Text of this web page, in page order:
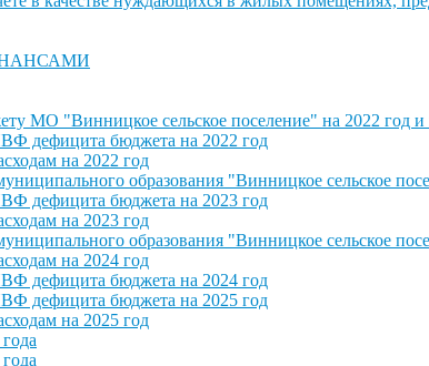
МО "Винницкое сельское поселение" на 2022 год и
дефицита бюджета на 2022 год
на 2022 год
образования "Винницкое сельское
дефицита бюджета на 2023 год
на 2023 год
образования "Винницкое сельское
на 2024 год
дефицита бюджета на 2024 год
дефицита бюджета на 2025 год
на 2025 год